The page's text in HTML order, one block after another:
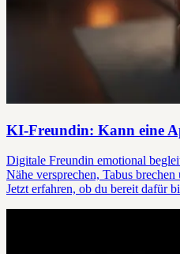
KI-Freundin: Kann eine
Digitale Freundin emotional
Nähe versprechen, Tabus
Jetzt erfahren, ob du bereit dafür